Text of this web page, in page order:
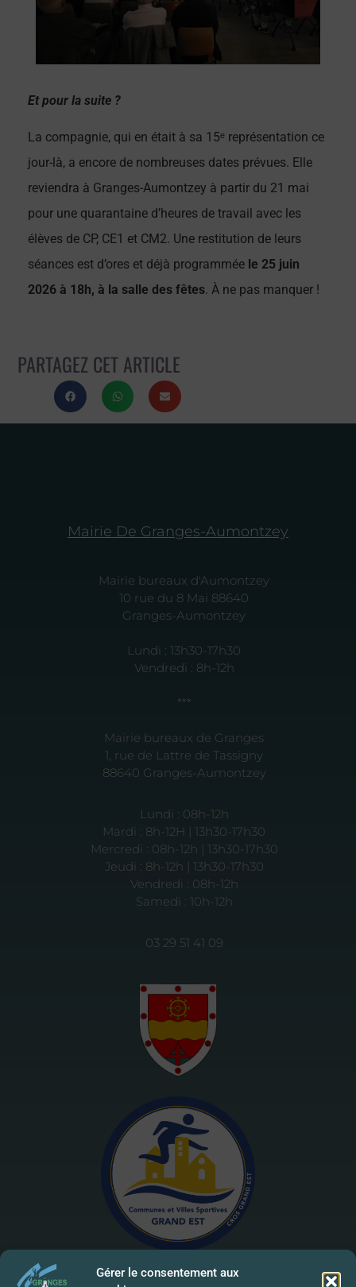
Gérer le consentement aux
Et pour la suite ?
La compagnie, qui en était à sa 15ᵉ représentation ce
jour-là, a encore de nombreuses dates prévues. Elle
reviendra à Granges-Aumontzey à partir du 21 mai
pour une quarantaine d’heures de travail avec les
élèves de CP, CE1 et CM2. Une restitution de leurs
séances est d’ores et déjà programmée le 25 juin
2026 à 18h, à la salle des fêtes. À ne pas manquer !
PARTAGEZ CET ARTICLE
Mairie De Granges-Aumontzey
Mairie bureaux d'Aumontzey
10 rue du 8 Mai 88640
Granges-Aumontzey
Lundi : 13h30-17h30
Vendredi : 8h-12h
***
Mairie bureaux de Granges
1, rue de Lattre de Tassigny
88640 Granges-Aumontzey
Lundi : 08h-12h
Mardi : 8h-12H | 13h30-17h30
Mercredi : 08h-12h | 13h30-17h30
Jeudi : 8h-12h | 13h30-17h30
Vendredi : 08h-12h
Samedi : 10h-12h
03 29 51 41 09